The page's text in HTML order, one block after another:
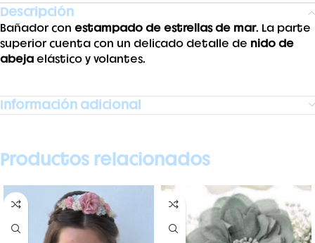
Descripción
Bañador con estampado de estrellas de mar. La parte
superior cuenta con un delicado detalle de nido de
abeja elástico y volantes.
Información adicional
Productos relacionados